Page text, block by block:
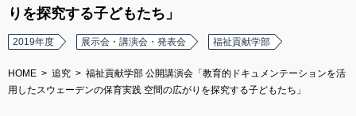
りを探究する子どもたち」
2019年度 展示会・講演会・発表会 福祉貢献学部
HOME 追究
福祉貢献学部 公開講演会「教育的ドキュメンテーションを活
用したスウェーデンの保育実践 空間の広がりを探究する子どもたち」